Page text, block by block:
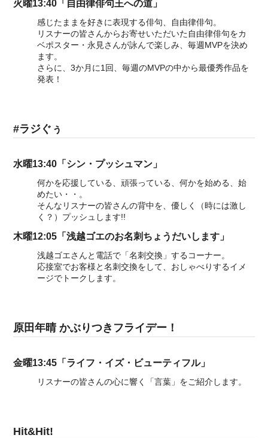
火曜13:40「自由律俳句王への道」
感じたままを好きに表現する俳句、自由律俳句。
リスナーの皆さんからお寄せいただいた自由律俳句をカ
ベポスター・永見さんが詠んで楽しみ、毎週MVPを決め
ます。
さらに、3か月に1回、毎週のMVPの中から最優秀作品を
発表！
#ラジぐぅ
水曜13:40「シン・プッシュマン」
何かを応援している、頑張っている、何かを始める、始
めたい・・。
そんなリスナーの皆さんの背中を、優しく（時には激し
く？）プッシュします!!
木曜12:05「浅越ゴエのお名刺ちょうだいします」
浅越ゴエさんと電話で「名刺交換」するコーナー。
応接室でお客様と名刺交換をして、おしゃべりするイメ
ージでトークします。
原田年晴 かぶりつきフライデー！
金曜13:45「ライフ・イズ・ビューティフル」
リスナーの皆さんの心に響く「言葉」をご紹介します。
Hit&Hit!